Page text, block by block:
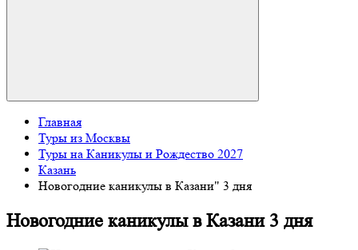
Главная
Туры из Москвы
Туры на Каникулы и Рождество 2027
Казань
Новогодние каникулы в Казани" 3 дня
Новогодние каникулы в Казани 3 дня